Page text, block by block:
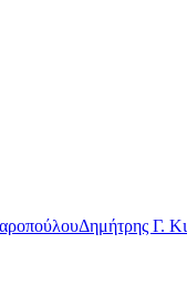
Δημήτρης Γ.